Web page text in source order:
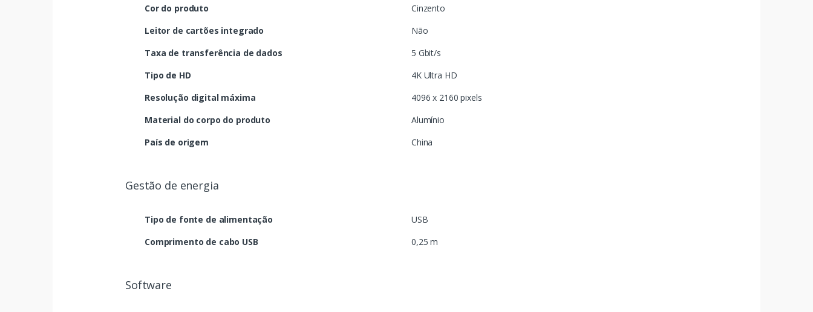
Cor do produto
Cinzento
Leitor de cartões integrado
Não
Taxa de transferência de dados
5 Gbit/s
Tipo de HD
4K Ultra HD
Resolução digital máxima
4096 x 2160 pixels
Material do corpo do produto
Alumínio
País de origem
China
Gestão de energia
Tipo de fonte de alimentação
USB
Comprimento de cabo USB
0,25 m
Software